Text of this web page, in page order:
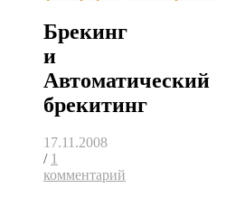
Брекинг
и
Автоматический
брекитинг
17.11.2008
/ 1
комментарий